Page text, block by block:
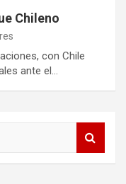
Chileno
con Chile
ante el…